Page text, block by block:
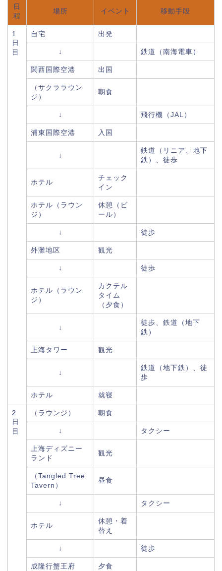
日
程
場所 イベント 移動手段
1
日
目
自宅 出発
↓ 鉄道（南海電車）
関西国際空港 出国
（サクララウン
ジ）
朝食
↓ 飛行機（JAL）
浦東国際空港 入国
↓
鉄道（リニア、地下
鉄）、徒歩
ホテル
チェック
イン
ホテル（ラウン
ジ）
休憩（ビ
ール）
↓ 徒歩
外灘地区 観光
↓ 徒歩
ホテル（ラウン
ジ）
カクテル
タイム
（夕食）
↓
徒歩、鉄道（地下
鉄）
上海タワー 観光
↓
鉄道（地下鉄）、徒
歩
ホテル 就寝
2
日
目
（ラウンジ） 朝食
↓ タクシー
上海ディズニー
ランド
観光
（Tangled Tree
Tavern）
昼食
↓ タクシー
ホテル
休憩・着
替え
↓ 徒歩
成隆行蟹王府 夕食